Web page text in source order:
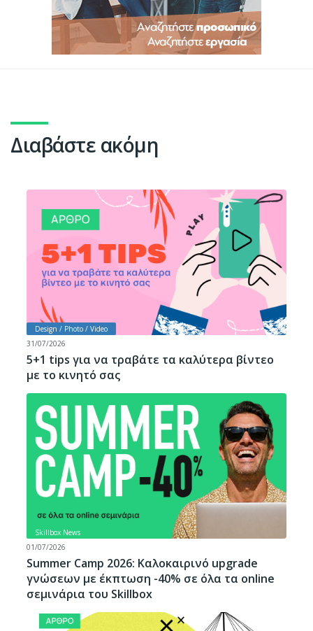
Διαβάστε ακόμη
Design / Photo / Video
31/07/2026
5+1 tips για να τραβάτε τα καλύτερα βίντεο
με το κινητό σας
Skillbox News
01/07/2026
Summer Camp 2026: Καλοκαιρινό upgrade
γνώσεων με έκπτωση -40% σε όλα τα online
σεμινάρια του Skillbox